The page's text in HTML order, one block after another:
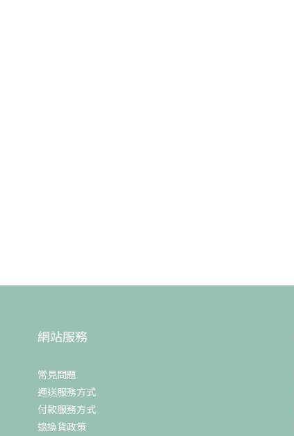
網站服務
常見問題
運送服務方式
付款服務方式
退換貨政策